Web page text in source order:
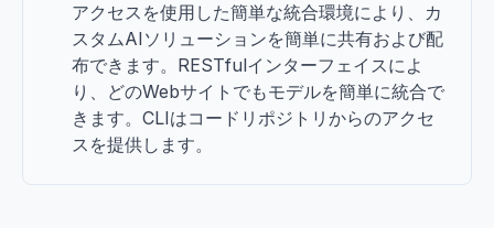
アクセスを使用した簡単な統合環境により、カ
スタムAIソリューションを簡単に共有および配
布できます。RESTfulインターフェイスによ
り、どのWebサイトでもモデルを簡単に統合で
きます。CLIはコードリポジトリからのアクセ
スを提供します。